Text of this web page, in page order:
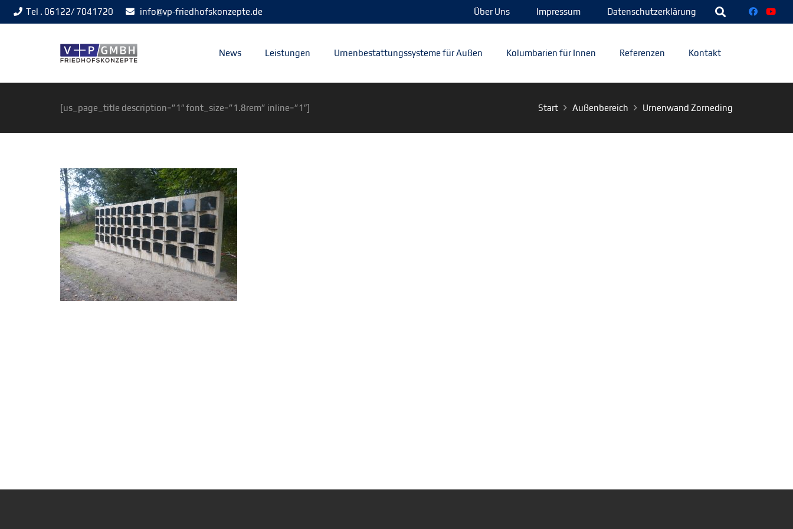
Tel . 06122/ 7041720 info@vp-friedhofskonzepte.de Über Uns Impressum Datenschutzerklärung
News Leistungen Urnenbestattungssysteme für Außen Kolumbarien für Innen Referenzen Kontakt
[us_page_title description=”1″ font_size=”1.8rem” inline=”1″] Start Außenbereich Urnenwand Zorneding